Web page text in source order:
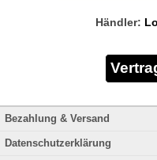
Händler:
Bezahlung & Versand
Datenschutzerklärung